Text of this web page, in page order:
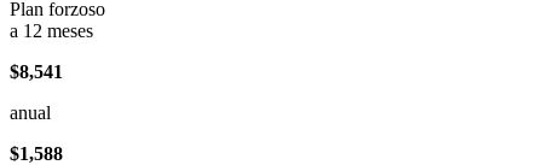
Plan forzoso
a 12 meses
$8,541
anual
$1,588